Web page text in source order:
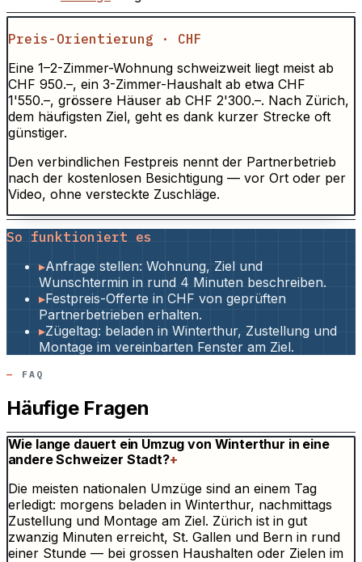
Preis-Orientierung · CHF
Eine 1–2-Zimmer-Wohnung schweizweit liegt meist ab
CHF 950.–, ein 3-Zimmer-Haushalt ab etwa CHF
1'550.–, grössere Häuser ab CHF 2'300.–. Nach Zürich,
dem häufigsten Ziel, geht es dank kurzer Strecke oft
günstiger.
Den verbindlichen Festpreis nennt der Partnerbetrieb
nach der kostenlosen Besichtigung — vor Ort oder per
Video, ohne versteckte Zuschläge.
So funktioniert es
▸Anfrage stellen: Wohnung, Ziel und
Wunschtermin in rund 4 Minuten beschreiben.
▸Festpreis-Offerte in CHF von geprüften
Partnerbetrieben erhalten.
▸Zügeltag: beladen in Winterthur, Zustellung und
Montage im vereinbarten Fenster am Ziel.
FAQ
Häufige Fragen
Wie lange dauert ein Umzug von Winterthur in eine
andere Schweizer Stadt?+
Die meisten nationalen Umzüge sind an einem Tag
erledigt: morgens beladen in Winterthur, nachmittags
Zustellung und Montage am Ziel. Zürich ist in gut
zwanzig Minuten erreicht, St. Gallen und Bern in rund
einer Stunde — bei grossen Haushalten oder Zielen im